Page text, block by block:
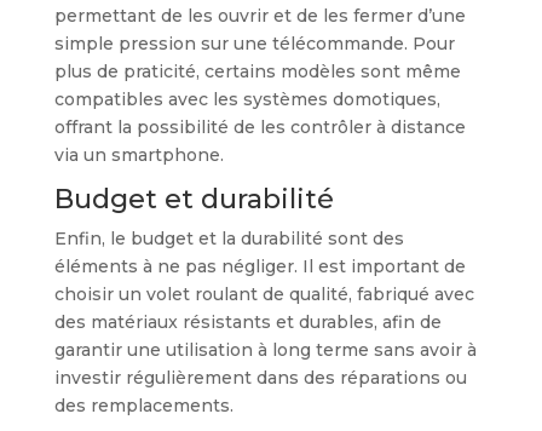
permettant de les ouvrir et de les fermer d’une
simple pression sur une télécommande. Pour
plus de praticité, certains modèles sont même
compatibles avec les systèmes domotiques,
offrant la possibilité de les contrôler à distance
via un smartphone.
Budget et durabilité
Enfin, le budget et la durabilité sont des
éléments à ne pas négliger. Il est important de
choisir un volet roulant de qualité, fabriqué avec
des matériaux résistants et durables, afin de
garantir une utilisation à long terme sans avoir à
investir régulièrement dans des réparations ou
des remplacements.